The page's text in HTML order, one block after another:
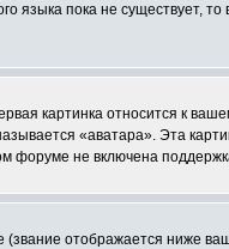
языка пока не
картинка относится к
«аватара». Эта
форуме не включена
отображается ниже